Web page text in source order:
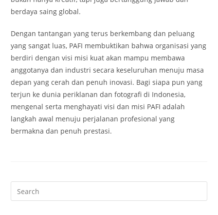
berdaya saing global.
Dengan tantangan yang terus berkembang dan peluang
yang sangat luas, PAFI membuktikan bahwa organisasi yang
berdiri dengan visi misi kuat akan mampu membawa
anggotanya dan industri secara keseluruhan menuju masa
depan yang cerah dan penuh inovasi. Bagi siapa pun yang
terjun ke dunia periklanan dan fotografi di Indonesia,
mengenal serta menghayati visi dan misi PAFI adalah
langkah awal menuju perjalanan profesional yang
bermakna dan penuh prestasi.